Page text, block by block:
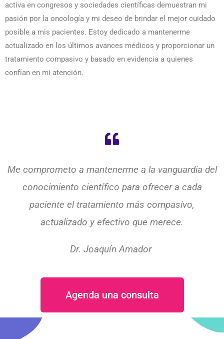
activa en congresos y sociedades científicas demuestran mi
pasión por la oncología y mi deseo de brindar el mejor cuidado
posible a mis pacientes. Estoy dedicado a mantenerme
actualizado en los últimos avances médicos y proporcionar un
tratamiento compasivo y basado en evidencia a quienes
confían en mi atención.
Me comprometo a mantenerme a la vanguardia del
conocimiento científico para ofrecer a cada
paciente el tratamiento más compasivo,
actualizado y efectivo que merece.
Dr. Joaquín Amador
Agenda una consulta